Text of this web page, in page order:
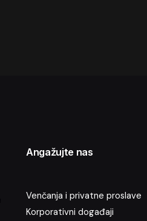
Angažujte nas
Venčanja i privatne proslave
Korporativni događaji